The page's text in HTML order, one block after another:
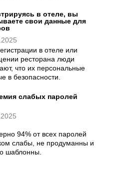
в отеле, вы
свои данные для
в отеле или
ресторана люди
что их персональные
в безопасности.
слабых паролей
94% от всех паролей
слабы, не продуманны и
шаблонны.